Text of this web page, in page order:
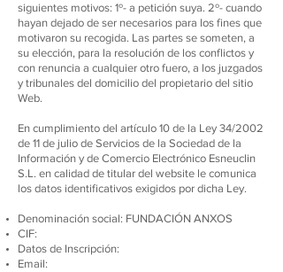
siguientes motivos: 1º- a petición suya. 2º- cuando
hayan dejado de ser necesarios para los fines que
motivaron su recogida. Las partes se someten, a
su elección, para la resolución de los conflictos y
con renuncia a cualquier otro fuero, a los juzgados
y tribunales del domicilio del propietario del sitio
Web.
En cumplimiento del artículo 10 de la Ley 34/2002
de 11 de julio de Servicios de la Sociedad de la
Información y de Comercio Electrónico Esneuclin
S.L. en calidad de titular del website le comunica
los datos identificativos exigidos por dicha Ley.
Denominación social: FUNDACIÓN ANXOS
CIF:
Datos de Inscripción:
Email: